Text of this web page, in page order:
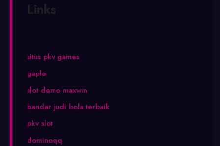
Links
situs pkv games
gaple
slot demo maxwin
bandar judi bola terbaik
pkv slot
dominoqq